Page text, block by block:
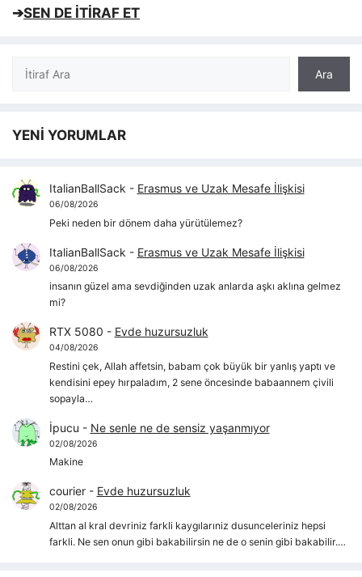
➔SEN DE İTİRAF ET
Ara
Ara
YENİ YORUMLAR
ItalianBallSack - Erasmus ve Uzak Mesafe İlişkisi
06/08/2026
Peki neden bir dönem daha yürütülemez?
ItalianBallSack - Erasmus ve Uzak Mesafe İlişkisi
06/08/2026
insanın güzel ama sevdiğinden uzak anlarda aşkı aklına gelmez
mi?
RTX 5080 - Evde huzursuzluk
04/08/2026
Restini çek, Allah affetsin, babam çok büyük bir yanlış yaptı ve
kendisini epey hırpaladım, 2 sene öncesinde babaannem çivili
sopayla…
İpucu - Ne senle ne de sensiz yaşanmıyor
02/08/2026
Makine
courier- Evde huzursuzluk
02/08/2026
Alttan al kral devriniz farkli kaygılarıniz dusunceleriniz hepsi
farkli. Ne sen onun gibi bakabilirsin ne de o senin gibi bakabilir.…